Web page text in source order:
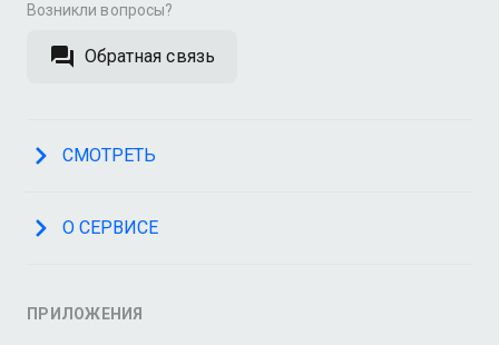
Возникли вопросы?
Обратная связь
СМОТРЕТЬ
О СЕРВИСЕ
ПРИЛОЖЕНИЯ